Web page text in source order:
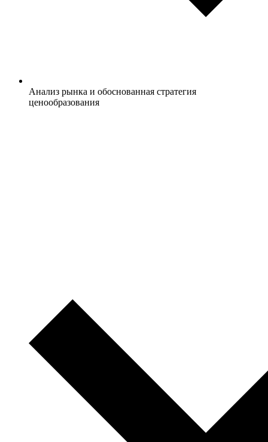
Анализ рынка и обоснованная стратегия
ценообразования